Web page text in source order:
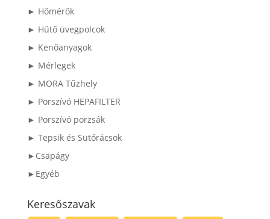
► Hőmérők
► Hűtő üvegpolcok
► Kenőanyagok
► Mérlegek
► MORA Tűzhely
► Porszívó HEPAFILTER
► Porszívó porzsák
► Tepsik és Sütőrácsok
►Csapágy
►Egyéb
Keresőszavak